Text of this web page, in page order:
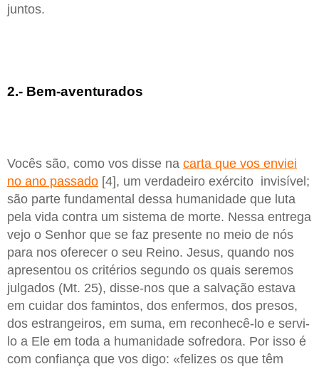
juntos.
2.- Bem-aventurados
Vocês são, como vos disse na carta que vos enviei
no ano passado [4], um verdadeiro exército invisível;
são parte fundamental dessa humanidade que luta
pela vida contra um sistema de morte. Nessa entrega
vejo o Senhor que se faz presente no meio de nós
para nos oferecer o seu Reino. Jesus, quando nos
apresentou os critérios segundo os quais seremos
julgados (Mt. 25), disse-nos que a salvação estava
em cuidar dos famintos, dos enfermos, dos presos,
dos estrangeiros, em suma, em reconhecê-lo e servi-
lo a Ele em toda a humanidade sofredora. Por isso é
com confiança que vos digo: «felizes os que têm